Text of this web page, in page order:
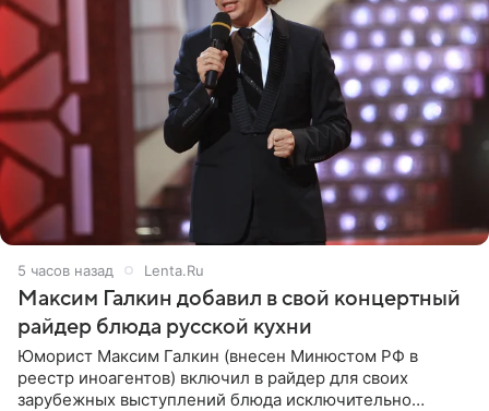
5 часов назад Lenta.Ru
Максим Галкин добавил в свой концертный
райдер блюда русской кухни
Юморист Максим Галкин (внесен Минюстом РФ в
реестр иноагентов) включил в райдер для своих
зарубежных выступлений блюда исключительно